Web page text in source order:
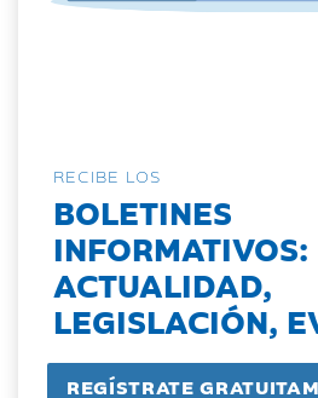
RECIBE LOS
BOLETINES
INFORMATIVOS:
ACTUALIDAD,
LEGISLACIÓN,